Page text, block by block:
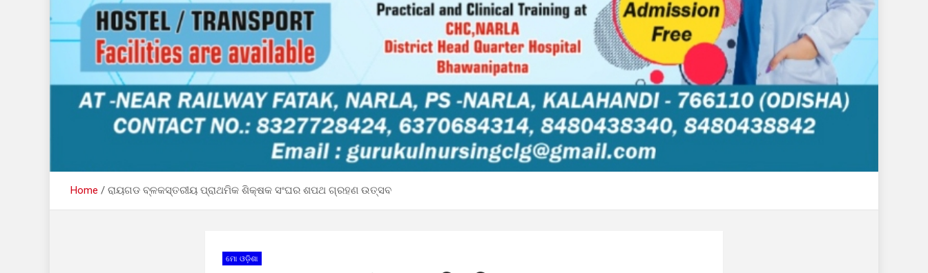
Home ରାୟଗଡ ବ୍ଳକସ୍ତରୀୟ ପ୍ରାଥମିକ ଶିକ୍ଷକ ସଂଘର ଶପଥ ଗ୍ରହଣ ଉତ୍ସବ
ମୋ ଓଡ଼ିଶା